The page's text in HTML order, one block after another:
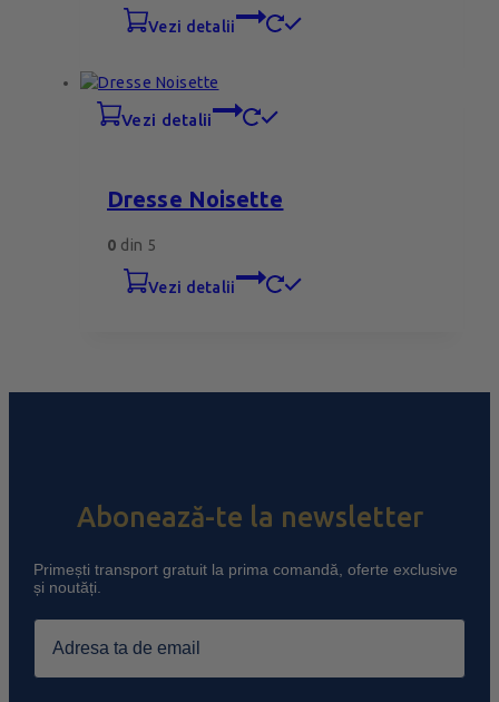
vezi detalii
vezi detalii
Dresse Noisette
0 din 5
vezi detalii
Abonează-te la newsletter
Primești transport gratuit la prima comandă, oferte exclusive
și noutăți.
Email